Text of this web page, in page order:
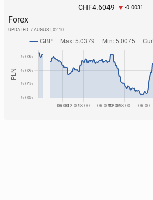
CHF4.6049 -0.0031
Forex
UPDATED: 7 AUGUST, 02:10